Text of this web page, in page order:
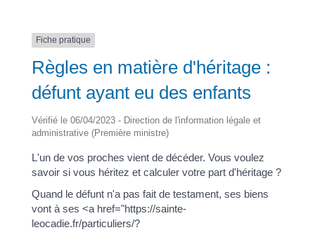
Fiche pratique
Règles en matière d'héritage :
défunt ayant eu des enfants
Vérifié le 06/04/2023 - Direction de l'information légale et
administrative (Première ministre)
L'un de vos proches vient de décéder. Vous voulez
savoir si vous héritez et calculer votre part d'héritage ?
Quand le défunt n'a pas fait de testament, ses biens
vont à ses <a href="https://sainte-
leocadie.fr/particuliers/?